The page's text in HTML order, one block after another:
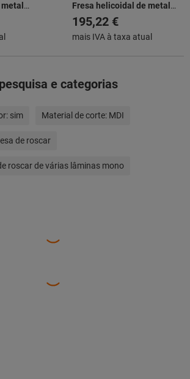
de
internas
Fresa helicoidal de metal
duro integral de 60° com
alimentação interna de
produção de roscas internas
195,22 €
mais IVA à taxa atual
e categorias
sim Material de corte: MDI
de roscar
roscar de várias lâminas mono